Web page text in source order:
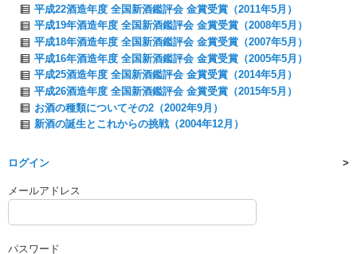
平成22酒造年度 全国新酒鑑評会 金賞受賞（2011年5月）
平成19年酒造年度 全国新酒鑑評会 金賞受賞（2008年5月）
平成18年酒造年度 全国新酒鑑評会 金賞受賞（2007年5月）
平成16年酒造年度 全国新酒鑑評会 金賞受賞（2005年5月）
平成25酒造年度 全国新酒鑑評会 金賞受賞（2014年5月）
平成26酒造年度 全国新酒鑑評会 金賞受賞（2015年5月）
お酒の種類についてその2（2002年9月）
新酒の誕生とこれからの挑戦（2004年12月）
ログイン
メールアドレス
パスワード